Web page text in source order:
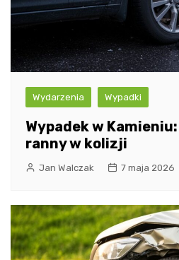
Wydarzenia Wypadki
Wypadek w
ranny w kolizji
Jan Walczak 7 maja 2026